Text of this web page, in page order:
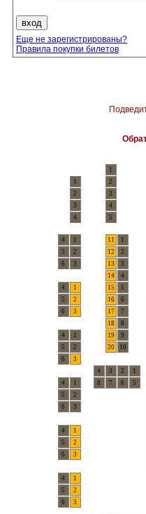
Еще не зарегистрированы?
Правила покупки билетов
1
1
2
2
3
3
4
4
5
4 1 11
1
5
2 12
2
6
3 13
3
14
4
4
1 15 5
5
2 16 6
6
3 17 7
18
8
4
1 19 9
5
2 20 10
6
3
4
3 2
1
4
1 8 7 6 5
5
2
6
3
4
1
5
2
6
3
4
1
5
2
6
3